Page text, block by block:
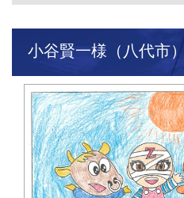
小谷賢一様（八代市）